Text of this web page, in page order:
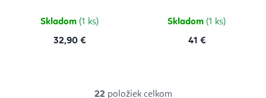
Skladom (1 ks)
32,90 €
Skladom (1 ks)
41 €
22 položiek celkom